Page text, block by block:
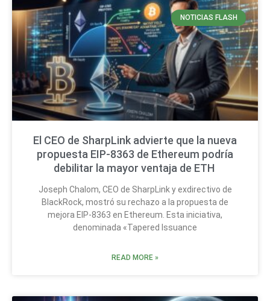
NOTICIAS FLASH
El CEO de SharpLink advierte que la nueva
propuesta EIP-8363 de Ethereum podría
debilitar la mayor ventaja de ETH
Joseph Chalom, CEO de SharpLink y exdirectivo de
BlackRock, mostró su rechazo a la propuesta de
mejora EIP-8363 en Ethereum. Esta iniciativa,
denominada «Tapered Issuance
READ MORE »